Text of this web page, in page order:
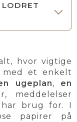
hvor vigtige
med et enkelt
ugeplan, en
meddelelser
brug for. I
papirer på